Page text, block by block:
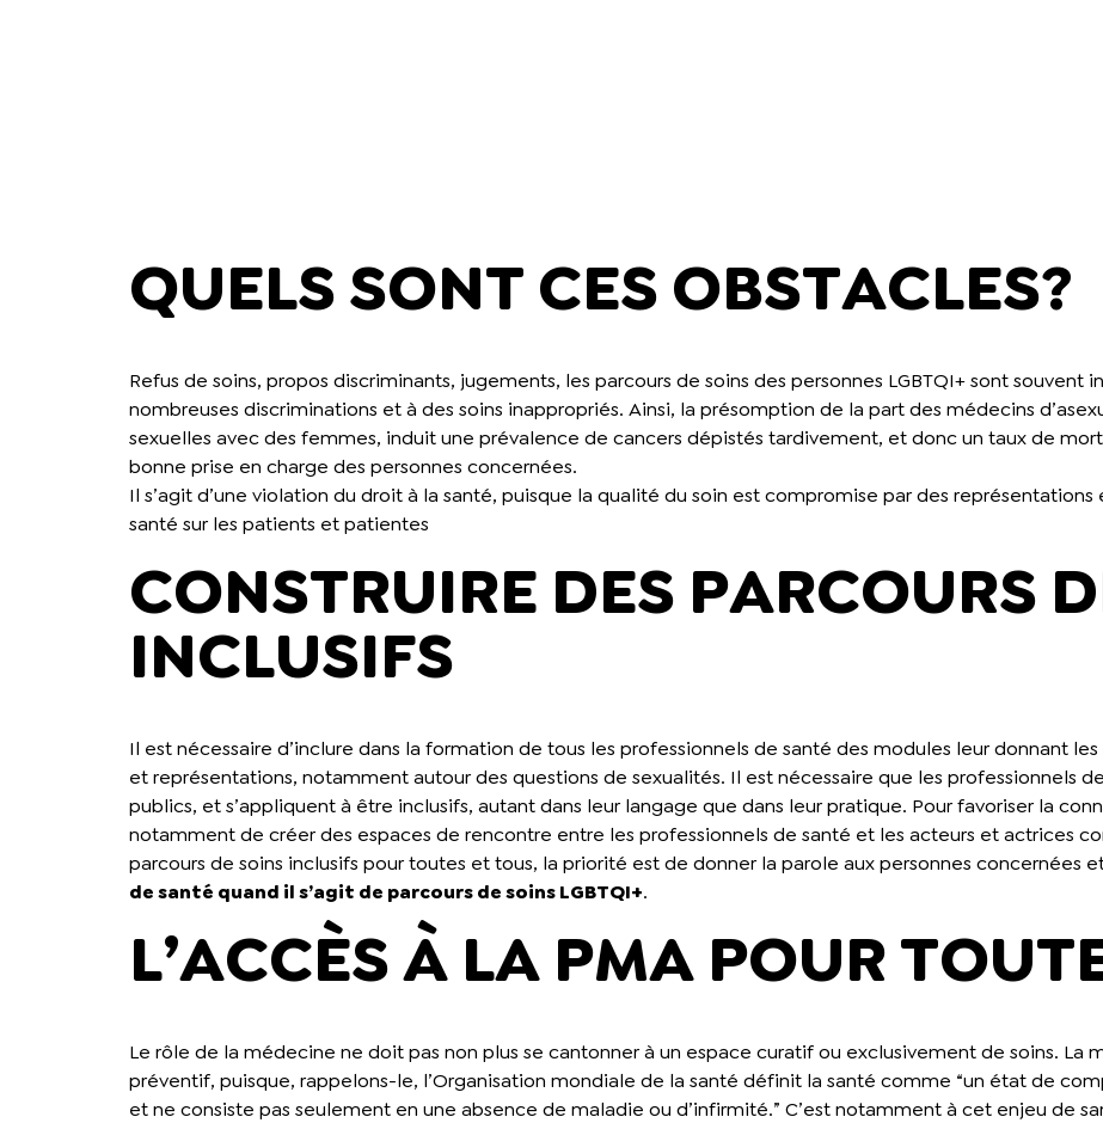
QUELS SONT CES OBSTACLES?
Refus de soins, propos discriminants, jugements, les parcours de soins des personnes LGBTQI+ sont souvent
nombreuses discriminations et à des soins inappropriés. Ainsi, la présomption de la part des médecins
sexuelles avec des femmes, induit une prévalence de cancers dépistés tardivement, et donc un taux de
bonne prise en charge des personnes concernées.
Il s’agit d’une violation du droit à la santé, puisque la qualité du soin est compromise par des
santé sur les patients et patientes
CONSTRUIRE DES PARCOURS
INCLUSIFS
Il est nécessaire d’inclure dans la formation de tous les professionnels de santé des modules leur donnant
et représentations, notamment autour des questions de sexualités. Il est nécessaire que les professionnels
publics, et s’appliquent à être inclusifs, autant dans leur langage que dans leur pratique. Pour favoriser la
notamment de créer des espaces de rencontre entre les professionnels de santé et les acteurs et actrices
parcours de soins inclusifs pour toutes et tous, la priorité est de donner la parole aux personnes concernées
de santé quand il s’agit de parcours de soins LGBTQI+.
L’ACCÈS À LA PMA POUR
Le rôle de la médecine ne doit pas non plus se cantonner à un espace curatif ou exclusivement de soins. La
préventif, puisque, rappelons-le, l’Organisation mondiale de la santé définit la santé comme “un état de
et ne consiste pas seulement en une absence de maladie ou d’infirmité.” C’est notamment à cet enjeu de